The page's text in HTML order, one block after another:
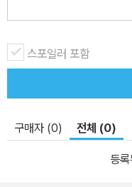
스포일러 포함
구매자 (0) 전체 (0)
등